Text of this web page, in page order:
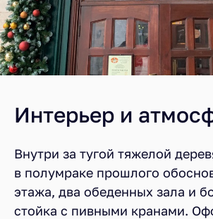
Интерьер и
Внутри за тугой тяжелой
в полумраке прошлого
этажа, два обеденных зала и
стойка с пивными кранами.